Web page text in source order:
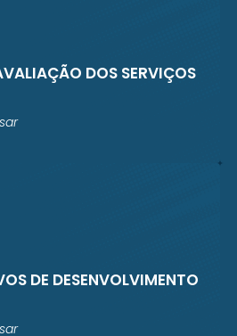
DOS SERVIÇOS
DE DESENVOLVIMENTO